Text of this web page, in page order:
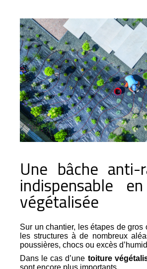
Une bâche anti-
indispensable
végétalisée
Sur un chantier, les étapes de
les structures à de nombreux
poussières, chocs ou excès
Dans le cas d’une toiture
sont encore plus importants.